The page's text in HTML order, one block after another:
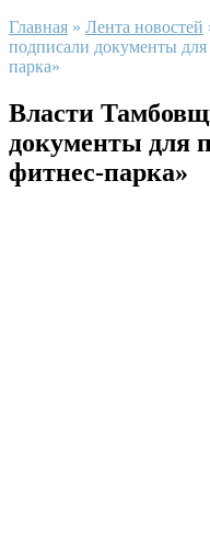
Главная » Лента новостей
подписали документы
парка»
Власти
документы для
фитнес-парка»